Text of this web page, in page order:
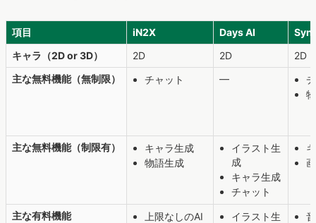
項目 iN2X Days AI
キャラ（2D or 3D）
2D 2D
2D
主な無料機能（無制限）
チャット —
主な無料機能（制限有）
キャラ生成
物語生成
イラスト生
成
キャラ生成
チャット
主な有料機能
上限なしのAI
イラスト生